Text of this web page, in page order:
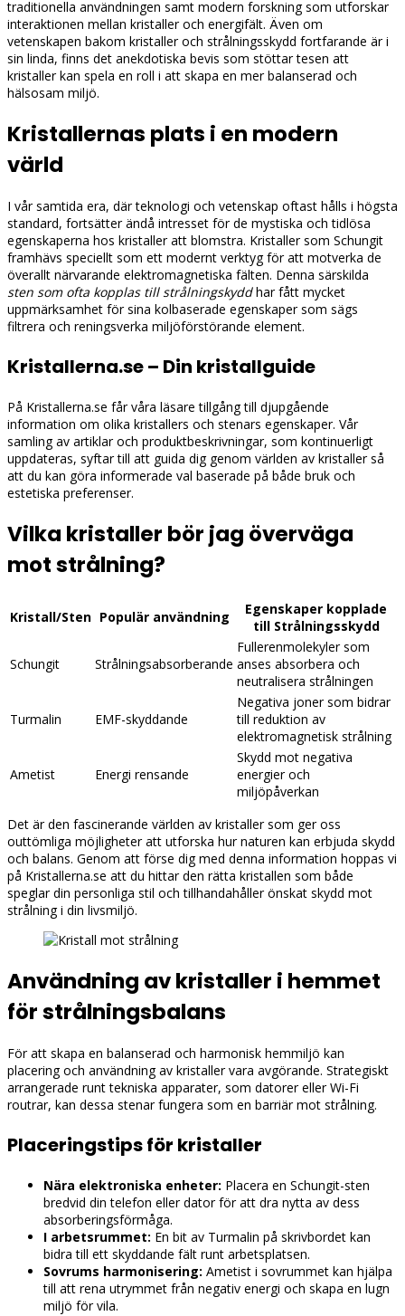
traditionella användningen samt modern forskning som utforskar
interaktionen mellan kristaller och energifält. Även om
vetenskapen bakom kristaller och strålningsskydd fortfarande är i
sin linda, finns det anekdotiska bevis som stöttar tesen att
kristaller kan spela en roll i att skapa en mer balanserad och
hälsosam miljö.
Kristallernas plats i en modern
värld
I vår samtida era, där teknologi och vetenskap oftast hålls i högsta
standard, fortsätter ändå intresset för de mystiska och tidlösa
egenskaperna hos kristaller att blomstra. Kristaller som Schungit
framhävs speciellt som ett modernt verktyg för att motverka de
överallt närvarande elektromagnetiska fälten. Denna särskilda
sten som ofta kopplas till strålningskyddhar fått mycket
uppmärksamhet för sina kolbaserade egenskaper som sägs
filtrera och reningsverka miljöförstörande element.
Kristallerna.se – Din kristallguide
På Kristallerna.se får våra läsare tillgång till djupgående
information om olika kristallers och stenars egenskaper. Vår
samling av artiklar och produktbeskrivningar, som kontinuerligt
uppdateras, syftar till att guida dig genom världen av kristaller så
att du kan göra informerade val baserade på både bruk och
estetiska preferenser.
Vilka kristaller bör jag överväga
mot strålning?
Kristall/Sten Populär användning
Egenskaper kopplade
till Strålningsskydd
Schungit Strålningsabsorberande
Fullerenmolekyler som
anses absorbera och
neutralisera strålningen
Turmalin EMF-skyddande
Negativa joner som bidrar
till reduktion av
elektromagnetisk strålning
Ametist Energi rensande
Skydd mot negativa
energier och
miljöpåverkan
Det är den fascinerande världen av kristaller som ger oss
outtömliga möjligheter att utforska hur naturen kan erbjuda skydd
och balans. Genom att förse dig med denna information hoppas vi
på Kristallerna.se att du hittar den rätta kristallen som både
speglar din personliga stil och tillhandahåller önskat skydd mot
strålning i din livsmiljö.
Användning av kristaller i hemmet
för strålningsbalans
För att skapa en balanserad och harmonisk hemmiljö kan
placering och användning av kristaller vara avgörande. Strategiskt
arrangerade runt tekniska apparater, som datorer eller Wi-Fi
routrar, kan dessa stenar fungera som en barriär mot strålning.
Placeringstips för kristaller
Nära elektroniska enheter: Placera en Schungit-sten
bredvid din telefon eller dator för att dra nytta av dess
absorberingsförmåga.
I arbetsrummet: En bit av Turmalin på skrivbordet kan
bidra till ett skyddande fält runt arbetsplatsen.
Sovrums harmonisering: Ametist i sovrummet kan hjälpa
till att rena utrymmet från negativ energi och skapa en lugn
miljö för vila.